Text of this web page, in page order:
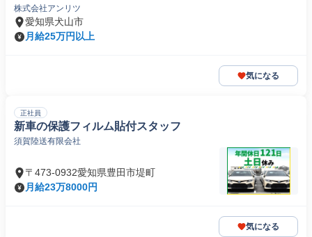
株式会社アンリツ
愛知県犬山市
月給25万円以上
気になる
正社員
新車の保護フィルム貼付スタッフ
須賀陸送有限会社
〒473-0932愛知県豊田市堤町
月給23万8000円
気になる